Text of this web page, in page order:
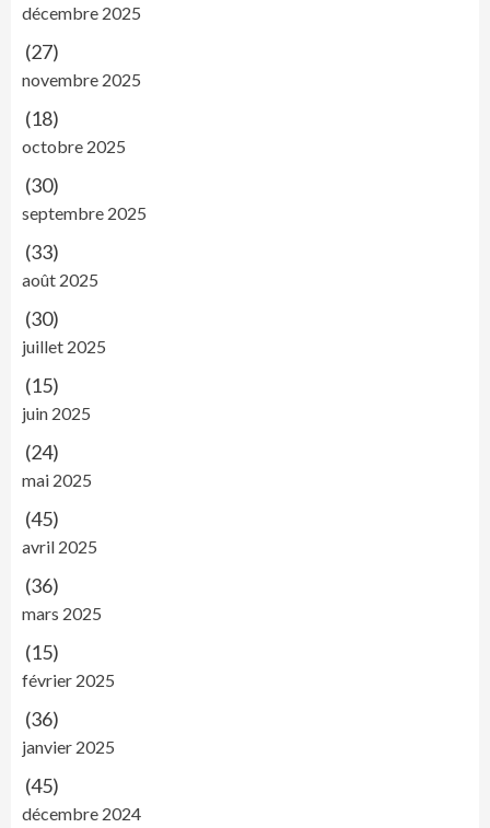
décembre 2025
(27)
novembre 2025
(18)
octobre 2025
(30)
septembre 2025
(33)
août 2025
(30)
juillet 2025
(15)
juin 2025
(24)
mai 2025
(45)
avril 2025
(36)
mars 2025
(15)
février 2025
(36)
janvier 2025
(45)
décembre 2024